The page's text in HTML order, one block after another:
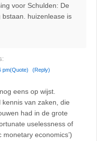
voor Schulden: De
huizenlease is
pm(Quote) (Reply)
eens op wijst.
van zaken, die
had in de grote
uselessness of
monetary economics’)